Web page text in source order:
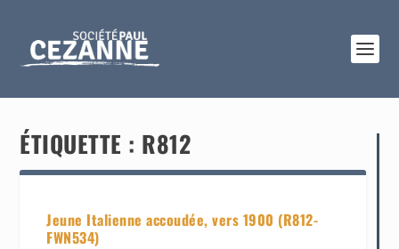
ÉTIQUETTE : R812
Jeune Italienne accoudée, vers 1900 (R812-
FWN534)